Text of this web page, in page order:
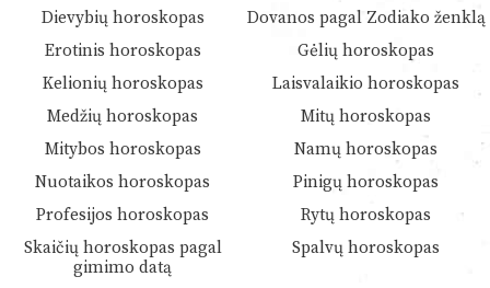
Dievybių horoskopas
Dovanos pagal Zodiako ženklą
Erotinis horoskopas
Gėlių horoskopas
Kelionių horoskopas
Laisvalaikio horoskopas
Medžių horoskopas
Mitų horoskopas
Mitybos horoskopas
Namų horoskopas
Nuotaikos horoskopas
Pinigų horoskopas
Profesijos horoskopas
Rytų horoskopas
Skaičių horoskopas pagal
gimimo datą
Spalvų horoskopas